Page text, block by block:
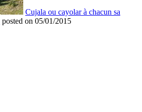
Cujala ou cayolar à chacun sa
posted on 05/01/2015